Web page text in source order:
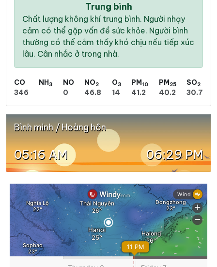
Trung bình
Chất lượng không khí trung bình. Người nhạy
cảm có thể gặp vấn đề sức khỏe. Người bình
thường có thể cảm thấy khó chịu nếu tiếp xúc
lâu. Cân nhắc ở trong nhà.
CO
346
NH3
NO
0
NO2
46.8
O3
14
PM10
41.2
PM25
40.2
SO2
30.7
Bình minh / Hoàng hôn
05:16 AM 06:29 PM